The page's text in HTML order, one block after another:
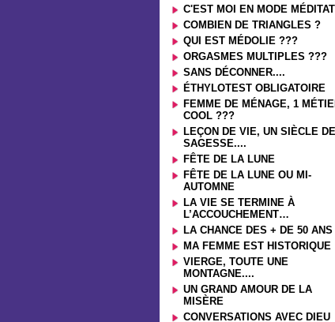
C'EST MOI EN MODE
COMBIEN DE TRIANGLES ?
QUI EST MÉDOLIE ???
ORGASMES MULTIPLES ???
SANS DÉCONNER....
ÉTHYLOTEST OBLIGATOIRE
FEMME DE MÉNAGE, 1
COOL ???
LEÇON DE VIE, UN SIÈCLE DE
SAGESSE....
FÊTE DE LA LUNE
FÊTE DE LA LUNE OU MI-
AUTOMNE
LA VIE SE TERMINE À
L’ACCOUCHEMENT…
LA CHANCE DES + DE 50 ANS
MA FEMME EST HISTORIQUE
VIERGE, TOUTE UNE
MONTAGNE....
UN GRAND AMOUR DE LA
MISÈRE
CONVERSATIONS AVEC DIEU